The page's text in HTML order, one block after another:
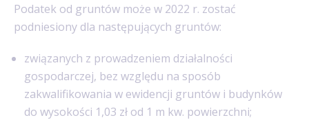
Podatek od gruntów może w 2022 r. zostać
podniesiony dla następujących gruntów:
związanych z prowadzeniem działalności
gospodarczej, bez względu na sposób
zakwalifikowania w ewidencji gruntów i budynków
do wysokości 1,03 zł od 1 m kw. powierzchni;